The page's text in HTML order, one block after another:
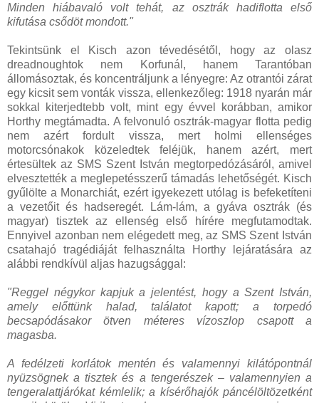
Minden hiábavaló volt tehát, az osztrák hadiflotta első
kifutása csődöt mondott."
Tekintsünk el Kisch azon tévedésétől, hogy az olasz
dreadnoughtok nem Korfunál, hanem Tarantóban
állomásoztak, és koncentráljunk a lényegre: Az otrantói zárat
egy kicsit sem vonták vissza, ellenkezőleg: 1918 nyarán már
sokkal kiterjedtebb volt, mint egy évvel korábban, amikor
Horthy megtámadta. A felvonuló osztrák-magyar flotta pedig
nem azért fordult vissza, mert holmi ellenséges
motorcsónakok közeledtek feléjük, hanem azért, mert
értesültek az SMS Szent István megtorpedózásáról, amivel
elvesztették a meglepetésszerű támadás lehetőségét. Kisch
gyűlölte a Monarchiát, ezért igyekezett utólag is befeketíteni
a vezetőit és hadseregét. Lám-lám, a gyáva osztrák (és
magyar) tisztek az ellenség első hírére megfutamodtak.
Ennyivel azonban nem elégedett meg, az SMS Szent István
csatahajó tragédiáját felhasználta Horthy lejáratására az
alábbi rendkívül aljas hazugsággal:
"Reggel négykor kapjuk a jelentést, hogy a Szent István,
amely előttünk halad, találatot kapott; a torpedó
becsapódásakor ötven méteres vízoszlop csapott a
magasba.
A fedélzeti korlátok mentén és valamennyi kilátópontnál
nyüzsögnek a tisztek és a tengerészek – valamennyien a
tengeralattjárókat kémlelik; a kísérőhajók páncélöltözetként